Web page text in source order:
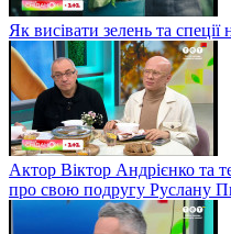
Як висівати зелень та спеції
Актор Віктор Андрієнко та
про свою подругу Руслану